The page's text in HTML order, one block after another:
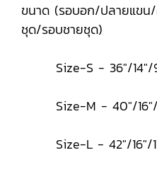
ขนาด (รอบอก/ปลายแขน
ชุด/รอบชายชุด)
Size-S - 36"/14"/
Size-M - 40"/16"/
Size-L - 42"/16"/